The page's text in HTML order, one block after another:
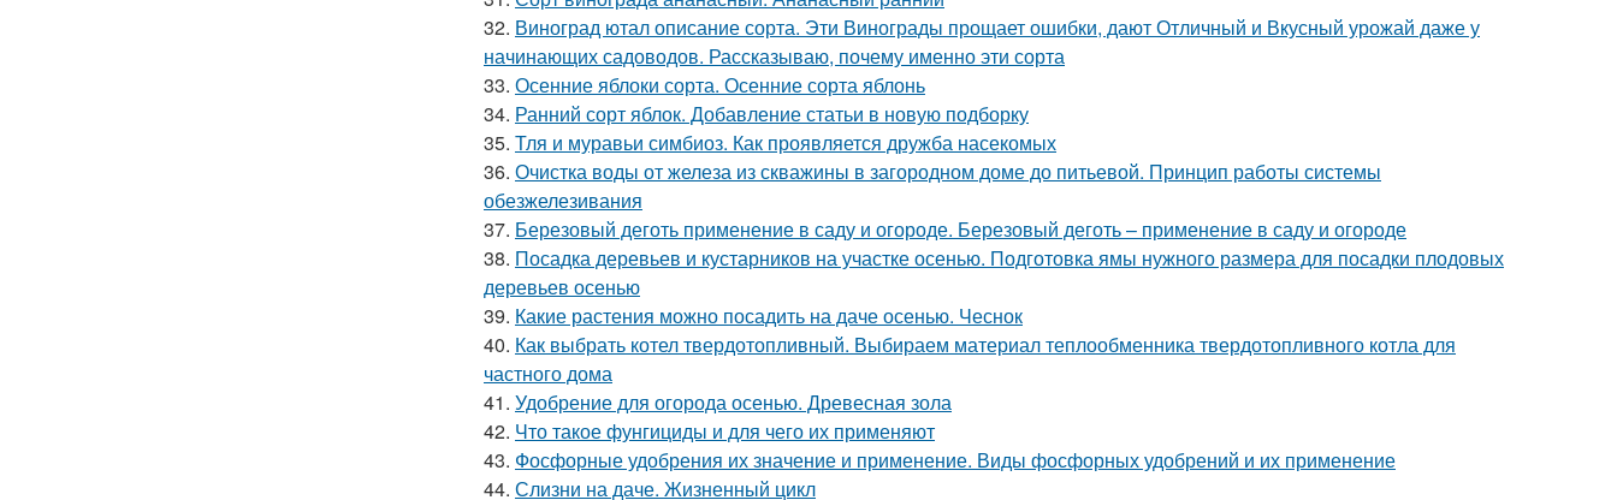
32. Виноград ютал описание сорта. Эти Винограды прощает ошибки, дают Отличный и Вкусный урожай даже у
начинающих садоводов. Рассказываю, почему именно эти сорта
33. Осенние яблоки сорта. Осенние сорта яблонь
34. Ранний сорт яблок. Добавление статьи в новую подборку
35. Тля и муравьи симбиоз. Как проявляется дружба насекомых
36. Очистка воды от железа из скважины в загородном доме до питьевой. Принцип работы системы
обезжелезивания
37. Березовый деготь применение в саду и огороде. Березовый деготь – применение в саду и огороде
38. Посадка деревьев и кустарников на участке осенью. Подготовка ямы нужного размера для посадки плодовых
деревьев осенью
39. Какие растения можно посадить на даче осенью. Чеснок
40. Как выбрать котел твердотопливный. Выбираем материал теплообменника твердотопливного котла для
частного дома
41. Удобрение для огорода осенью. Древесная зола
42. Что такое фунгициды и для чего их применяют
43. Фосфорные удобрения их значение и применение. Виды фосфорных удобрений и их применение
44. Слизни на даче. Жизненный цикл